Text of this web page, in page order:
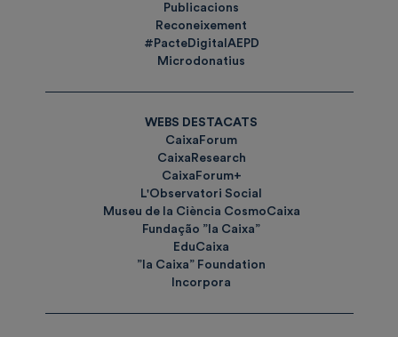
Publicacions
Reconeixement
#PacteDigitalAEPD
Microdonatius
WEBS DESTACATS
CaixaForum
CaixaResearch
CaixaForum+
L'Observatori Social
Museu de la Ciència CosmoCaixa
Fundação ”la Caixa”
EduCaixa
”la Caixa” Foundation
Incorpora